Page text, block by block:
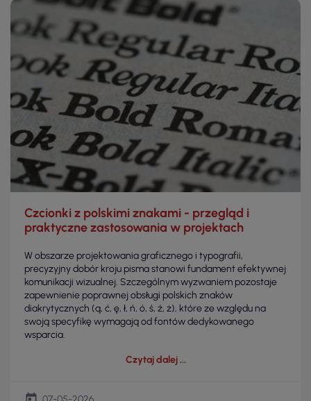
Czcionki z polskimi znakami - przegląd i
praktyczne zastosowania w projektach
W obszarze projektowania graficznego i typografii,
precyzyjny dobór kroju pisma stanowi fundament efektywnej
komunikacji wizualnej. Szczególnym wyzwaniem pozostaje
zapewnienie poprawnej obsługi polskich znaków
diakrytycznych (ą, ć, ę, ł, ń, ó, ś, ź, ż), które ze względu na
swoją specyfikę wymagają od fontów dedykowanego
wsparcia.
Czytaj dalej